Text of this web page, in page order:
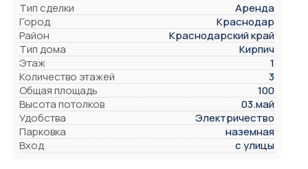
Тип сделки
Аренда
Город
Краснодар
Район
Краснодарский край
Тип дома
Кирпич
Этаж
1
Количество этажей
3
Общая площадь
100
Высота потолков
03.май
Удобства
Электричество
Парковка
наземная
Вход
с улицы